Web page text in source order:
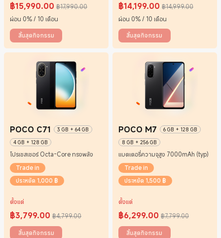
฿15,990.00
Current Price ฿15990
฿17,990.00
ราคาโปรโมชั่น ฿17,990.00
ผ่อน 0% / 10 เดือน
สิ้นสุดกิจกรรม
฿14,199.00
Current Price ฿14199
฿14,999.00
ราคาโปรโมชั่น ฿14,999.00
ผ่อน 0% / 10 เดือน
สิ้นสุดกิจกรรม
POCO C71
3 GB + 64 GB
4 GB + 128 GB
โปรเซสเซอร์ Octa-Core ทรงพลัง
Trade in
ประหยัด 1,000 ฿
ตั้งแต่
฿3,799.00
Current Price ฿3799
฿4,799.00
ราคาโปรโมชั่น ฿4,799.00
สิ้นสุดกิจกรรม
POCO M7
6 GB + 128 GB
8 GB + 256 GB
แบตเตอรี่ความจุสูง 7000mAh (typ)
Trade in
ประหยัด 1,500 ฿
ตั้งแต่
฿6,299.00
Current Price ฿6299
฿7,799.00
ราคาโปรโมชั่น ฿7,799.00
สิ้นสุดกิจกรรม